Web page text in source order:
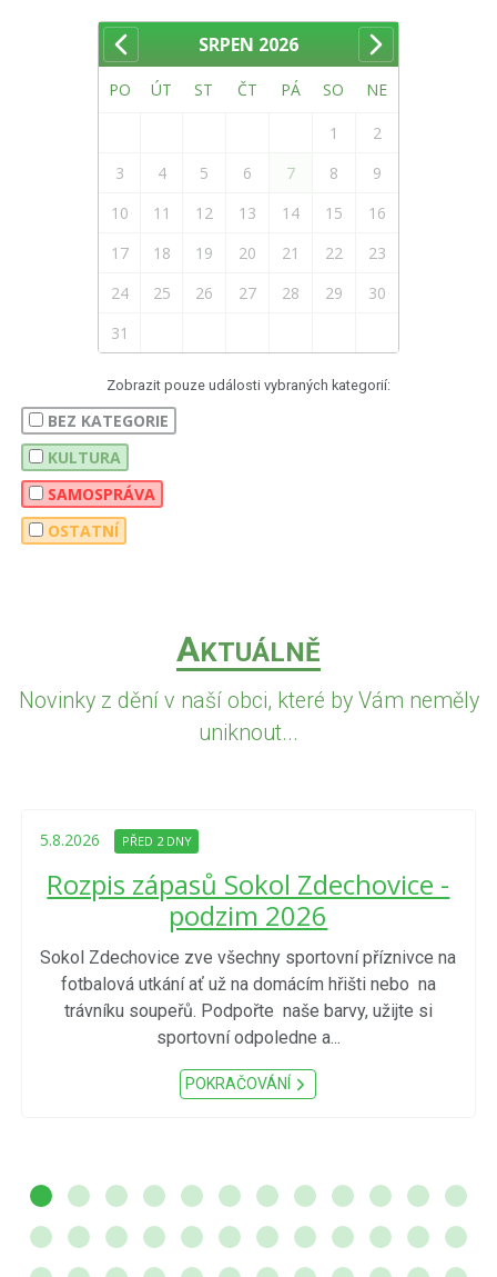
SRPEN 2026
PO ÚT ST ČT PÁ SO NE
1
2
3
4 5 6 7 8
9
10
11 12 13 14 15
16
17
18 19 20 21 22
23
24
25 26 27 28 29
30
31
Zobrazit pouze události vybraných kategorií:
BEZ KATEGORIE
KULTURA
SAMOSPRÁVA
OSTATNÍ
AKTUÁLNĚ
Novinky z dění v naší obci, které by Vám neměly
uniknout...
5.8.2026 PŘED 2 DNY
Rozpis zápasů Sokol Zdechovice -
podzim 2026
Sokol Zdechovice zve všechny sportovní příznivce na
fotbalová utkání ať už na domácím hřišti nebo na
trávníku soupeřů. Podpořte naše barvy, užijte si
sportovní odpoledne a...
POKRAČOVÁNÍ